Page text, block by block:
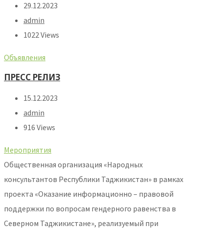
29.12.2023
admin
1022 Views
Объявления
ПРЕСС РЕЛИЗ
15.12.2023
admin
916 Views
Мероприятия
Общественная организация «Народных
консультантов Республики Таджикистан» в рамках
проекта «Оказание информационно – правовой
поддержки по вопросам гендерного равенства в
Северном Таджикистане», реализуемый при